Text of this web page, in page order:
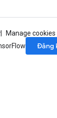
Manage cookies
Đăng